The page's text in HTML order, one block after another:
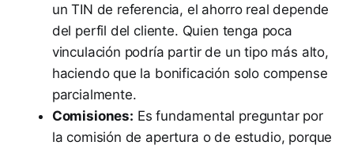
un TIN de referencia, el ahorro real depende
del perfil del cliente. Quien tenga poca
vinculación podría partir de un tipo más alto,
haciendo que la bonificación solo compense
parcialmente.
Comisiones: Es fundamental preguntar por
la comisión de apertura o de estudio, porque